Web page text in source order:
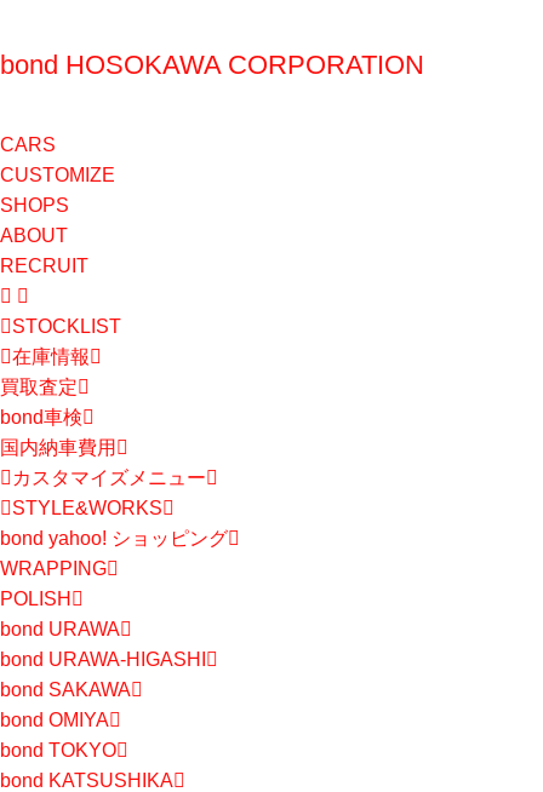
bond HOSOKAWA CORPORATION
CARS
CUSTOMIZE
SHOPS
ABOUT
RECRUIT
STOCKLIST
在庫情報
買取査定
bond車検
国内納車費用
カスタマイズメニュー
STYLE&WORKS
bond yahoo! ショッピング
WRAPPING
POLISH
bond URAWA
bond URAWA-HIGASHI
bond SAKAWA
bond OMIYA
bond TOKYO
bond KATSUSHIKA